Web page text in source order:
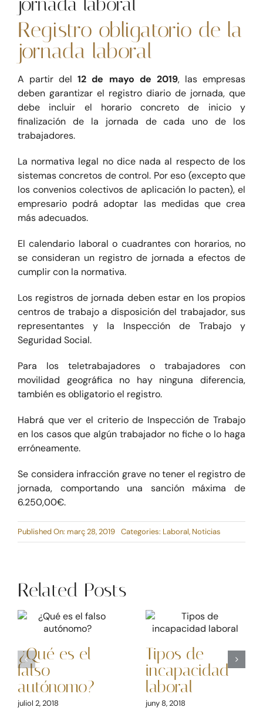
Blog
Contacte
Registro obligatorio de la
jornada laboral
A partir del12 de mayo de 2019, las empresas
deben garantizar el registro diario de jornada, que
debe incluir el horario concreto de inicio y
finalización de la jornada de cada uno de los
trabajadores.
La normativa legal no dice nada al respecto de los
sistemas concretos de control. Por eso (excepto que
los convenios colectivos de aplicación lo pacten), el
empresario podrá adoptar las medidas que crea
más adecuados.
El calendario laboral o cuadrantes con horarios, no
se consideran un registro de jornada a efectos de
cumplir con la normativa.
Los registros de jornada deben estar en los propios
centros de trabajo a disposición del trabajador, sus
representantes y la Inspección de Trabajo y
Seguridad Social.
Para los teletrabajadores o trabajadores con
movilidad geográfica no hay ninguna diferencia,
también es obligatorio el registro.
Habrá que ver el criterio de Inspección de Trabajo
en los casos que algún trabajador no fiche o lo haga
erróneamente.
Se considera infracción grave no tener el registro de
jornada, comportando una sanción máxima de
6.250,00€.
Published On: març 28, 2019 Categories: Laboral, Noticias
Related Posts
¿Qué es el
falso
autónomo?
juliol 2, 2018
Tipos de
incapacidad
laboral
juny 8, 2018